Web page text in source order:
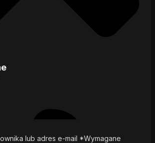
lub adres e-mail *Wymagane